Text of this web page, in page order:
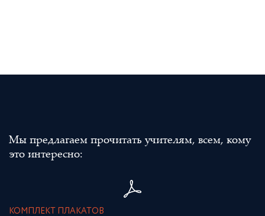
Мы предлагаем прочитать учителям, всем, кому
это интересно:
КОМПЛЕКТ ПЛАКАТОВ